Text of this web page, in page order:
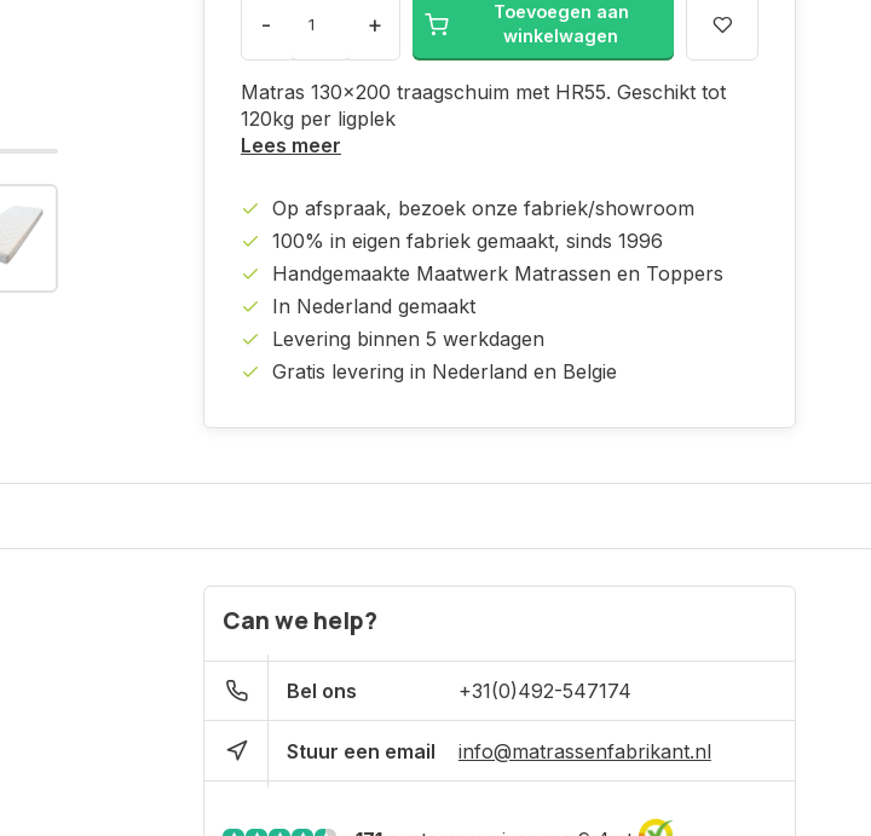
- +
Toevoegen aan
winkelwagen
Matras 130x200 traagschuim met HR55. Geschikt tot
120kg per ligplek
Lees meer
Op afspraak, bezoek onze fabriek/showroom
100% in eigen fabriek gemaakt, sinds 1996
Handgemaakte Maatwerk Matrassen en Toppers
In Nederland gemaakt
Levering binnen 5 werkdagen
Gratis levering in Nederland en Belgie
Can we help?
Bel ons +31(0)492-547174
Stuur een email info@matrassenfabrikant.nl